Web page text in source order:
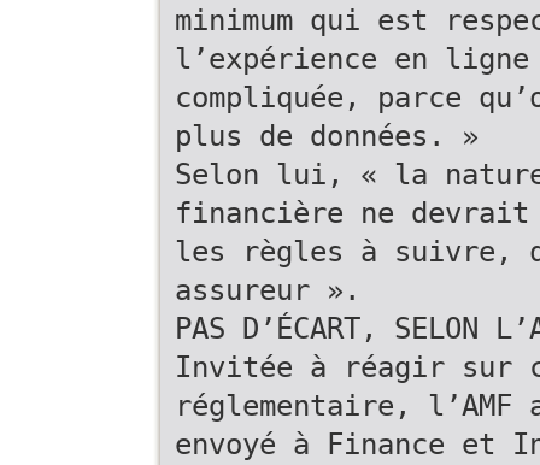
minimum qui est
l’expérience en
compliquée, parce
plus de données. »
Selon lui, « la
financière ne
les règles à suivre,
assureur ».
PAS D’ÉCART, SELON
Invitée à réagir sur
réglementaire,
envoyé à Finance et